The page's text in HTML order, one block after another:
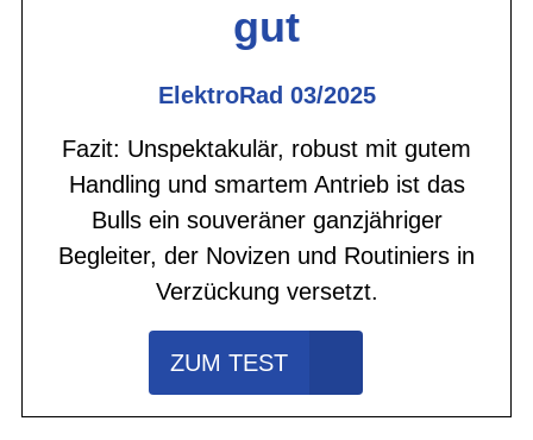
gut
ElektroRad 03/2025
Fazit: Unspektakulär, robust mit gutem
Handling und smartem Antrieb ist das
Bulls ein souveräner ganzjähriger
Begleiter, der Novizen und Routiniers in
Verzückung versetzt.
ZUM TEST